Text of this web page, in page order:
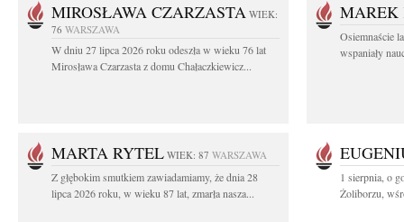
MIROSŁAWA CZARZASTA WIEK:
76 WARSZAWA
W dniu 27 lipca 2026 roku odeszła w wieku 76 lat
Mirosława Czarzasta z domu Chałaczkiewicz...
MAREK
Osiemnaście
wspaniały
MARTA RYTEL WIEK: 87 WARSZAWA
Z głębokim smutkiem zawiadamiamy, że dnia 28
lipca 2026 roku, w wieku 87 lat, zmarła nasza...
1 sierpnia, o
Żoliborzu,